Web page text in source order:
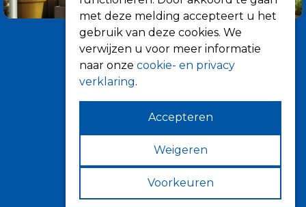
Informatie
Over ons
Tips
Verkooppunten
met deze melding accepteert u het
gebruik van deze cookies. We
verwijzen u voor meer informatie
naar onze cookie- en privacy
verklaring.
Accepteren
Weigeren
Voorkeuren